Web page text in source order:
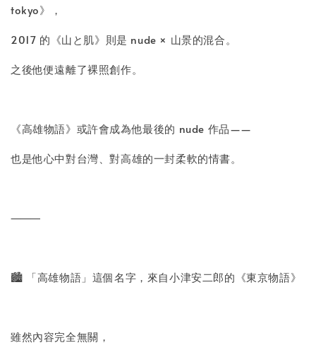
tokyo》，
2017 的《山と肌》則是 nude × 山景的混合。
之後他便遠離了裸照創作。
《高雄物語》或許會成為他最後的 nude 作品——
也是他心中對台灣、對高雄的一封柔軟的情書。
⸻
🏙 「高雄物語」這個名字，來自小津安二郎的《東京物語》
雖然內容完全無關，